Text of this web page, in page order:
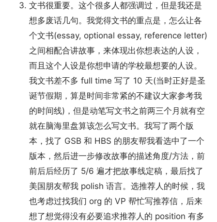
文书很重要。这个很多人都强调过，但是我还是
想多废话几句。我觉得文书的重点是，怎么让各
个文书(essay, optional essay, reference letter)
之间相配合讲故事，来体现出你想表达的人设，
而且这个人设是你想申请的学校最想要的人设。
我文书差不多 full time 写了 10 天(当时正好是圣
诞节假期，算是时间非常紧的不建议大家参考我
的时间线)，但是动笔写文书之前两三个月就有空
就在脑海里盘算该怎么写文书。我写了两个版
本，找了 GSB 和 HBS 的朋友帮我看选中了一个
版本，然后进一步修改故事的描述角度/方法，前
前后后经历了 5/6 遍才把故事线定稿，最后找了
美国朋友帮我 polish 语言。选推荐人的时候，我
也考虑过找我们 org 的 VP 帮忙写推荐信，后来
想了想觉得没有必要追求推荐人的 position 有多